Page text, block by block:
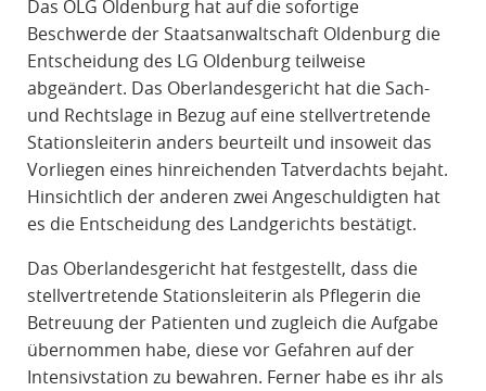
Das OLG Oldenburg hat auf die sofortige
Beschwerde der Staatsanwaltschaft Oldenburg die
Entscheidung des LG Oldenburg teilweise
abgeändert. Das Oberlandesgericht hat die Sach-
und Rechtslage in Bezug auf eine stellvertretende
Stationsleiterin anders beurteilt und insoweit das
Vorliegen eines hinreichenden Tatverdachts bejaht.
Hinsichtlich der anderen zwei Angeschuldigten hat
es die Entscheidung des Landgerichts bestätigt.
Das Oberlandesgericht hat festgestellt, dass die
stellvertretende Stationsleiterin als Pflegerin die
Betreuung der Patienten und zugleich die Aufgabe
übernommen habe, diese vor Gefahren auf der
Intensivstation zu bewahren. Ferner habe es ihr als